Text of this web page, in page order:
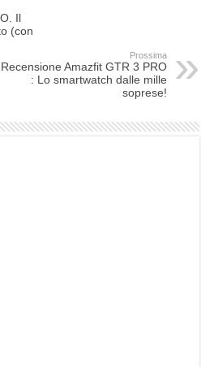
Il
(con
Prossima
Recensione Amazfit GTR 3 PRO
: Lo smartwatch dalle mille
soprese!